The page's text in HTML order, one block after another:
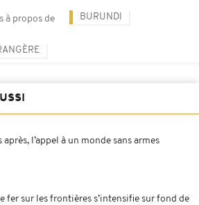
à propos de BURUNDI
l’appel à un monde sans armes
fer sur les frontières s’intensifie sur fond de